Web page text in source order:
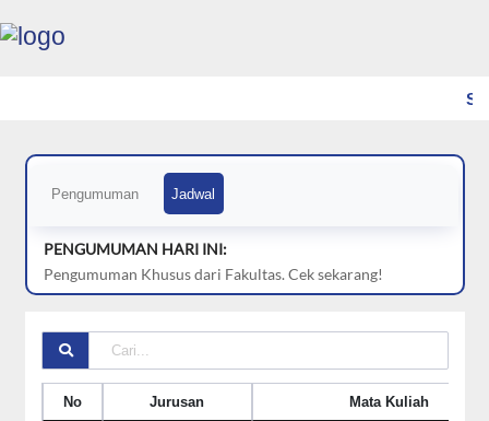
Pengumuman Jadwal
PENGUMUMAN HARI INI:
Pengumuman Khusus dari Fakultas. Cek sekarang!
No Jurusan
Mata Kuliah